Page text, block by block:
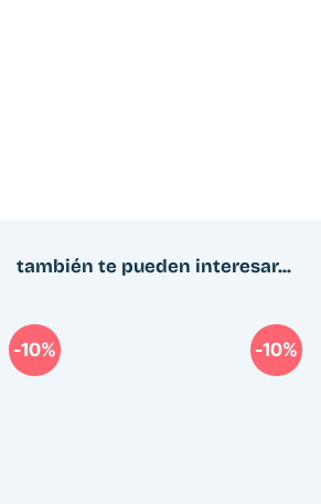
también te pueden interesar...
-10% -10%